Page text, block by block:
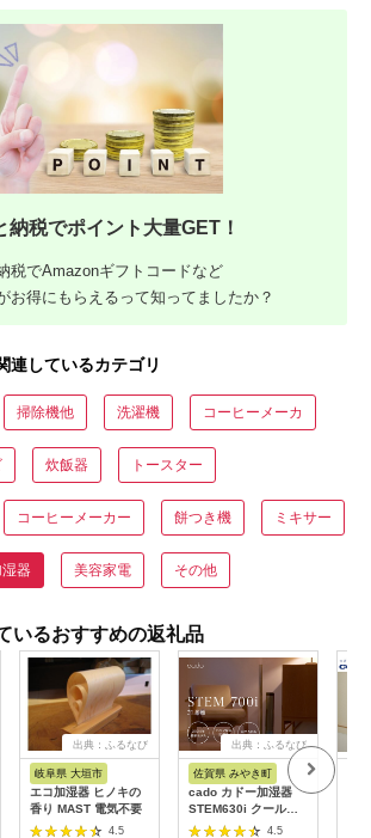
納税でポイント大量GET！
税でAmazonギフトコードなど
お得にもらえるって知ってましたか？
連しているカテゴリ
掃除機他 洗濯機 コーヒーメーカ
炊飯器 トースター
コーヒーメーカー 餅つき機 ミキサー
器 美容家電 その他
いるおすすめの返礼品
出典：ふるなび
岐阜県 大垣市
エコ加湿器 ヒノキの
香り MAST 電気不要
4.5
出典：ふるなび
佐賀県 みやき町
cado カドー加湿器
STEM630i クールグ
レー
4.5